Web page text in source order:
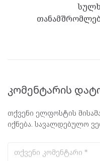
კომენტარის
თქვენი ელფოსტის
იქნება. სავალდებულო